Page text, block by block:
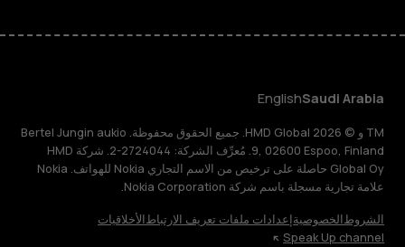
Saudi Arabia
English
TM و © 2026 HMD Global. جميع الحقوق محفوظة. Bertel Jungin aukio
9, 02600 Espoo, Finland. مُعرِّف الشركة: 2724044-2. شركة HMD
Global Oy حاصلة على ترخيص من الاسم التجاري Nokia للهواتف. Nokia
علامة تجارية مسجلة باسم شركة Nokia Corporation.
الشروطالخصوصيةإعدادات ملفات تعريف الارتباطالأخلاقيات
Speak Up channel